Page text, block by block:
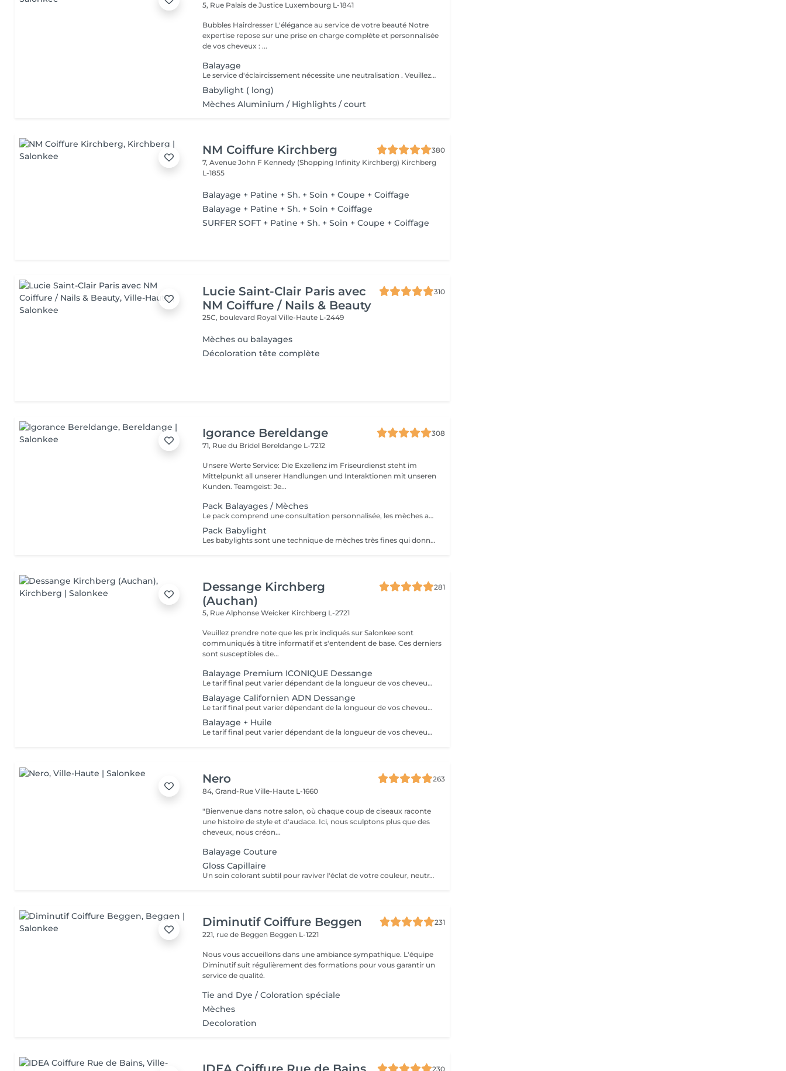
5, Rue Palais de Justice Luxembourg L-1841
Bubbles Hairdresser L'élégance au service de votre beauté Notre
expertise repose sur une prise en charge complète et personnalisée
de vos cheveux : ...
Balayage
Le service d'éclaircissement nécessite une neutralisation . Veuillez cliquer sur le service Patine/Gloss
Babylight ( long)
Mèches Aluminium / Highlights / court
NM Coiffure Kirchberg
380
7, Avenue John F Kennedy (Shopping Infinity Kirchberg) Kirchberg
L-1855
Balayage + Patine + Sh. + Soin + Coupe + Coiffage
Balayage + Patine + Sh. + Soin + Coiffage
SURFER SOFT + Patine + Sh. + Soin + Coupe + Coiffage
Lucie Saint-Clair Paris avec
NM Coiffure / Nails & Beauty
310
25C, boulevard RoyalVille-Haute L-2449
Mèches ou balayages
Décoloration tête complète
Igorance Bereldange
308
71, Rue du Bridel Bereldange L-7212
Unsere Werte Service: Die Exzellenz im Friseurdienst steht im
Mittelpunkt all unserer Handlungen und Interaktionen mit unseren
Kunden. Teamgeist: Je...
Pack Balayages / Mèches
Le pack comprend une consultation personnalisée, les mèches avec les produits LOREAL PROFESSIONNEL, shampooing et conditionneur spécifiques REDKEN, le séchage et les produits de styling REDKEN Option Coupe : la coupe IGORANCE, ( finition sur cheveux sec), le séchage et les produits de styling REDKEN. * Tarifs à titre indicatifs à confirmer après la consultation personnalisée établit auprès de votre coiffeur/stylist/spécialiste * La direction se réserve le droit d’apporter des modifications pour le bon fonctionnement du salon
Pack Babylight
Les babylights sont une technique de mèches très fines qui donne un résultat lumineux. Le pack comprend une consultation personnalisée, des babylights avec les produits LOREAL PROFESSIONNEL, shampooing et conditionneur spécifiques REDKEN, le séchage et les produits de styling REDKEN Option Coupe : la coupe IGORANCE, ( finition sur cheveux sec), le séchage et les produits de styling REDKEN. * Tarifs à titre indicatifs à confirmer après la consultation personnalisée établit auprès de votre coiffeur/stylist/spécialiste * La direction se réserve le droit d’apporter des modifications pour le bon fonctionnement du salon
Dessange Kirchberg
(Auchan)
281
5, Rue Alphonse Weicker Kirchberg L-2721
Veuillez prendre note que les prix indiqués sur Salonkee sont
communiqués à titre informatif et s'entendent de base. Ces derniers
sont susceptibles de...
Balayage Premium ICONIQUE Dessange
Le tarif final peut varier dépendant de la longueur de vos cheveux ainsi que des soins et produits utilisés.
Balayage Californien ADN Dessange
Le tarif final peut varier dépendant de la longueur de vos cheveux ainsi que des soins et produits utilisés.
Balayage + Huile
Le tarif final peut varier dépendant de la longueur de vos cheveux ainsi que des soins et produits utilisés.
Nero
263
84, Grand-RueVille-Haute L-1660
"Bienvenue dans notre salon, où chaque coup de ciseaux raconte
une histoire de style et d'audace. Ici, nous sculptons plus que des
cheveux, nous créon...
Balayage Couture
Gloss Capillaire
Un soin colorant subtil pour raviver l'éclat de votre couleur, neutraliser les reflets indésirables et prolonger la tenue de votre teinte. Résultat immédiat : une chevelure lumineuse, unifiée et pleine de vie.
Diminutif Coiffure Beggen
231
221, rue de Beggen Beggen L-1221
Nous vous accueillons dans une ambiance sympathique. L'équipe
Diminutif suit régulièrement des formations pour vous garantir un
service de qualité.
Tie and Dye / Coloration spéciale
Mèches
Decoloration
230